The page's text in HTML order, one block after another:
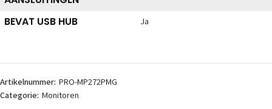
BEVAT USB HUB Ja
Artikelnummer: PRO-MP272PMG
Categorie: Monitoren